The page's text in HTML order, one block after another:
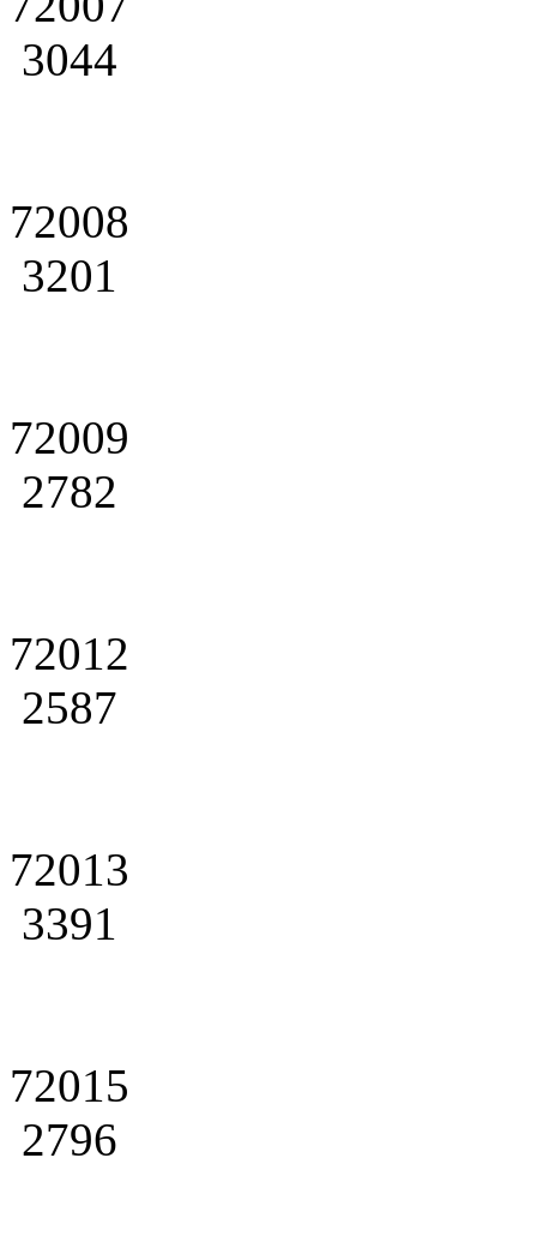
3044
72008
3201
72009
2782
72012
2587
72013
3391
72015
2796